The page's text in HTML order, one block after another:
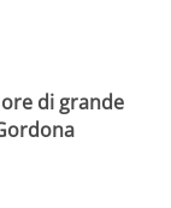
di grande